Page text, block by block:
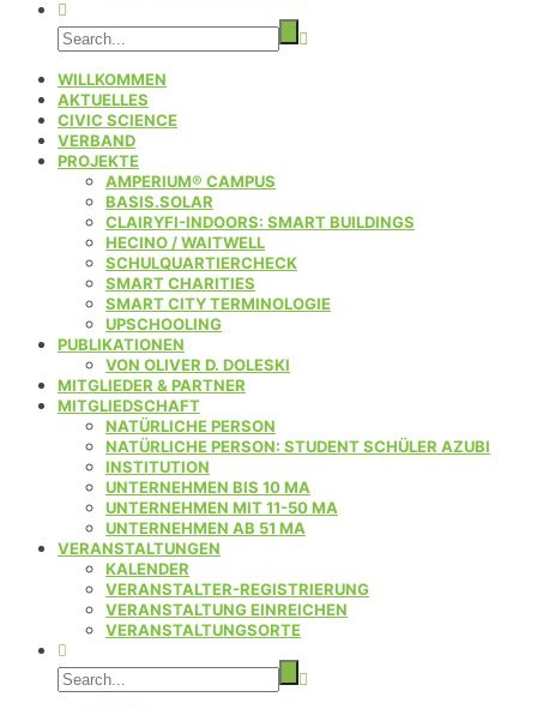
WILLKOMMEN
AKTUELLES
CIVIC SCIENCE
VERBAND
PROJEKTE
AMPERIUM® CAMPUS
BASIS.SOLAR
CLAIRYFI-INDOORS: SMART BUILDINGS
HECINO / WAITWELL
SCHULQUARTIERCHECK
SMART CHARITIES
SMART CITY TERMINOLOGIE
UPSCHOOLING
PUBLIKATIONEN
VON OLIVER D. DOLESKI
MITGLIEDER & PARTNER
MITGLIEDSCHAFT
NATÜRLICHE PERSON
NATÜRLICHE PERSON: STUDENT SCHÜLER AZUBI
INSTITUTION
UNTERNEHMEN BIS 10 MA
UNTERNEHMEN MIT 11-50 MA
UNTERNEHMEN AB 51 MA
VERANSTALTUNGEN
KALENDER
VERANSTALTER-REGISTRIERUNG
VERANSTALTUNG EINREICHEN
VERANSTALTUNGSORTE